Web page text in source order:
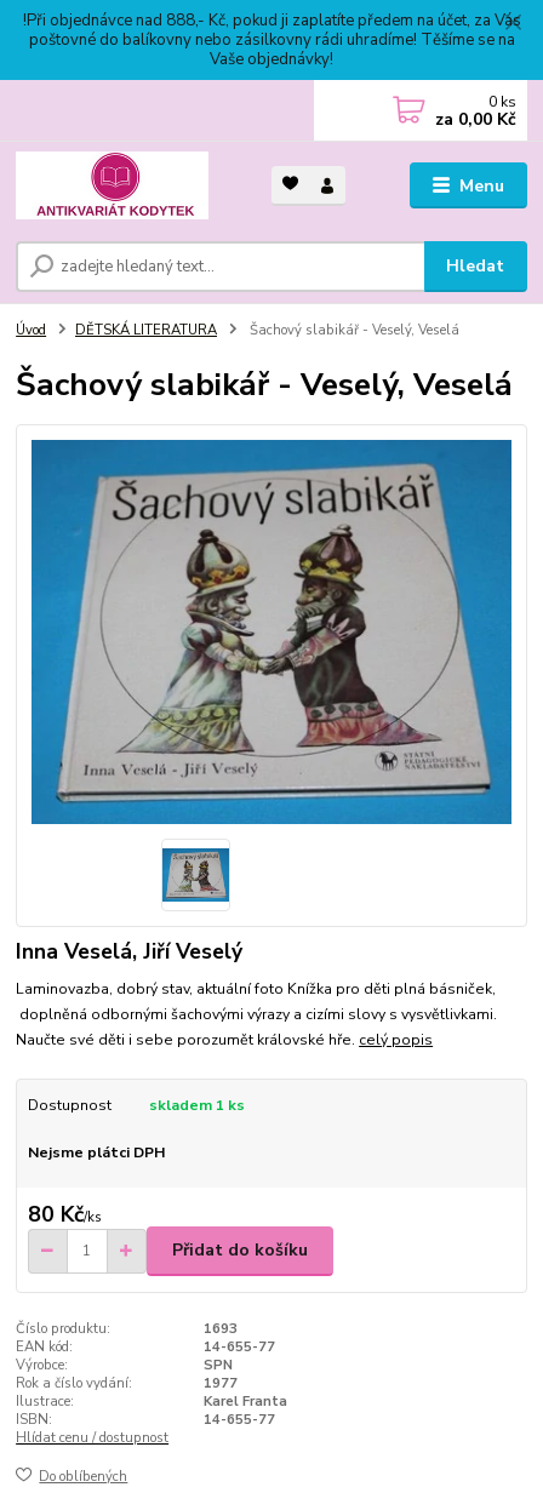
!Při objednávce nad 888,- Kč, pokud ji zaplatíte předem na účet, za Vás
poštovné do balíkovny nebo zásilkovny rádi uhradíme! Těšíme se na
Vaše objednávky!
Menu
Hledat
0 ks
za 0,00 Kč
Úvod DĚTSKÁ LITERATURA Šachový slabikář - Veselý, Veselá
Šachový slabikář - Veselý, Veselá
Inna Veselá, Jiří Veselý
Laminovazba, dobrý stav, aktuální foto Knížka pro děti plná básniček,
doplněná odbornými šachovými výrazy a cizími slovy s vysvětlivkami.
Naučte své děti i sebe porozumět královské hře. celý popis
Dostupnost skladem 1 ks
Nejsme plátci DPH
80 Kč/ks
Přidat do košíku
Číslo produktu:
1693
EAN kód:
14-655-77
Výrobce:
SPN
Rok a číslo vydání:
1977
Ilustrace:
Karel Franta
ISBN:
14-655-77
Hlídat cenu / dostupnost
Do oblíbených